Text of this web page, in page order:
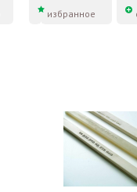
избранное